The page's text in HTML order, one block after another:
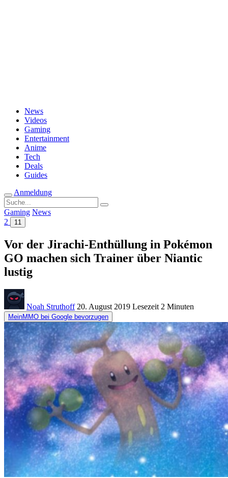
News
Videos
Gaming
Entertainment
Anime
Tech
Deals
Guides
Anmeldung
Suche
nach:
Gaming News
2
11
Vor der Jirachi-Enthüllung in Pokémon
GO machen sich Trainer über Niantic
lustig
Noah Struthoff 20. August 2019 Lesezeit 2 Minuten
MeinMMO bei Google bevorzugen